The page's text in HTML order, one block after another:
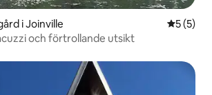
i Joinville 5 av 5 i
5 (5)
och förtrollande utsikt